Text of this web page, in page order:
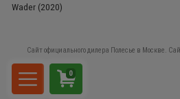
Wader (2020)
Сайт официального дилера Полесье в Москве.
0